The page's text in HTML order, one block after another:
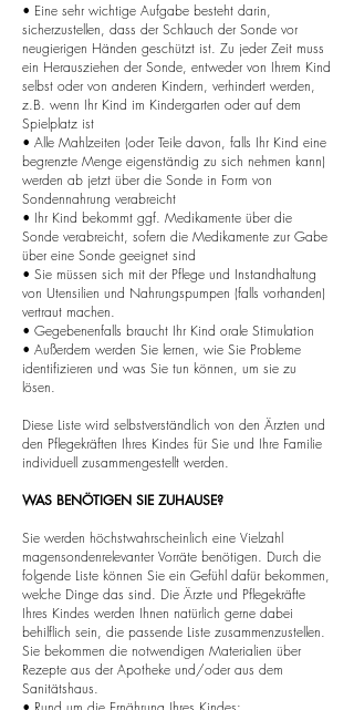
• Eine sehr wichtige Aufgabe besteht darin,
sicherzustellen, dass der Schlauch der Sonde vor
neugierigen Händen geschützt ist. Zu jeder Zeit muss
ein Herausziehen der Sonde, entweder von Ihrem Kind
selbst oder von anderen Kindern, verhindert werden,
z.B. wenn Ihr Kind im Kindergarten oder auf dem
Spielplatz ist
• Alle Mahlzeiten (oder Teile davon, falls Ihr Kind eine
begrenzte Menge eigenständig zu sich nehmen kann)
werden ab jetzt über die Sonde in Form von
Sondennahrung verabreicht
• Ihr Kind bekommt ggf. Medikamente über die
Sonde verabreicht, sofern die Medikamente zur Gabe
über eine Sonde geeignet sind
• Sie müssen sich mit der Pflege und Instandhaltung
von Utensilien und Nahrungspumpen (falls vorhanden)
vertraut machen.
• Gegebenenfalls braucht Ihr Kind orale Stimulation
• Außerdem werden Sie lernen, wie Sie Probleme
identifizieren und was Sie tun können, um sie zu
lösen.
Diese Liste wird selbstverständlich von den Ärzten und
den Pflegekräften Ihres Kindes für Sie und Ihre Familie
individuell zusammengestellt werden.
WAS BENÖTIGEN SIE ZUHAUSE?
Sie werden höchstwahrscheinlich eine Vielzahl
magensondenrelevanter Vorräte benötigen. Durch die
folgende Liste können Sie ein Gefühl dafür bekommen,
welche Dinge das sind. Die Ärzte und Pflegekräfte
Ihres Kindes werden Ihnen natürlich gerne dabei
behilflich sein, die passende Liste zusammenzustellen.
Sie bekommen die notwendigen Materialien über
Rezepte aus der Apotheke und/oder aus dem
Sanitätshaus.